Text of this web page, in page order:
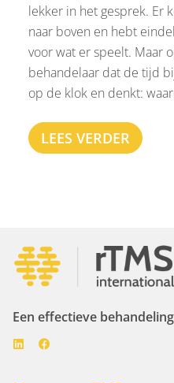
lekker in het gesprek. Er
naar boven en hebt
voor wat er speelt. Maar
behandelaar dat de tijd
op de klok en denkt:
LEES VERDER
Een effectieve